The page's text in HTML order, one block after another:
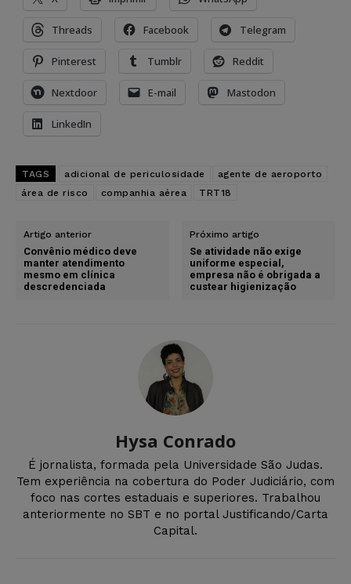
Threads Facebook Telegram
Pinterest Tumblr Reddit
Nextdoor E-mail Mastodon
LinkedIn
TAGS adicional de periculosidade
agente de aeroporto
área de risco
companhia aérea TRT18
Artigo anterior
Convênio médico deve
manter atendimento
mesmo em clínica
descredenciada
Próximo artigo
Se atividade não exige
uniforme especial,
empresa não é obrigada a
custear higienização
Hysa Conrado
É jornalista, formada pela Universidade São Judas.
Tem experiência na cobertura do Poder Judiciário, com
foco nas cortes estaduais e superiores. Trabalhou
anteriormente no SBT e no portal Justificando/Carta
Capital.